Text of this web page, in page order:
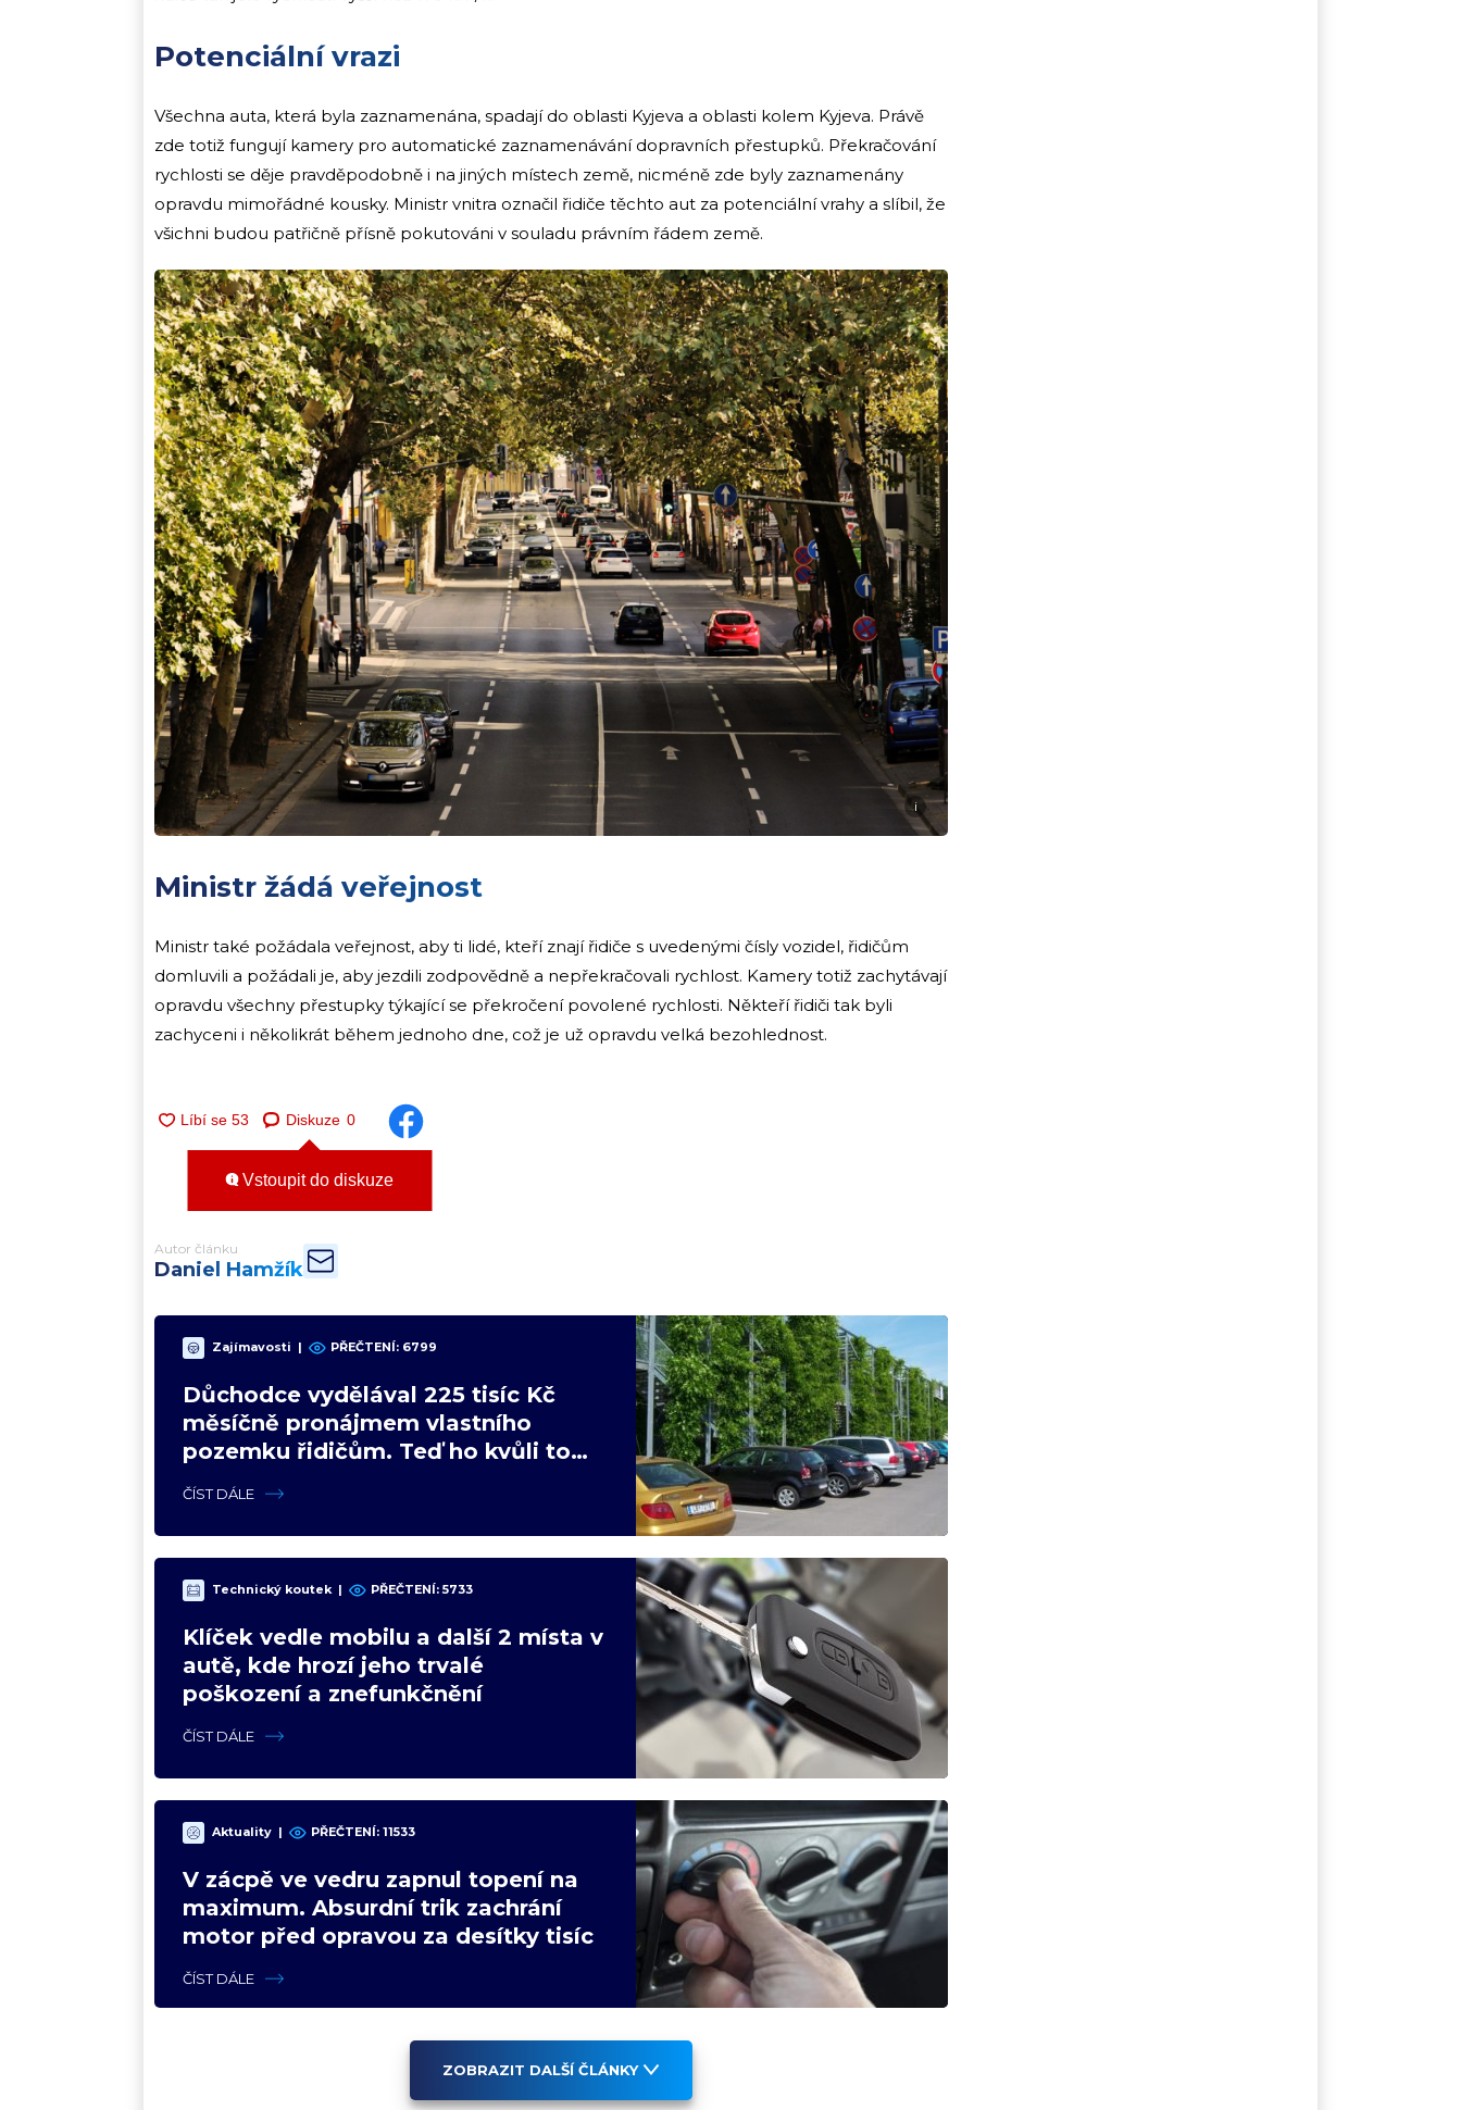
Potenciální vrazi
Všechna auta, která byla zaznamenána, spadají do oblasti Kyjeva a oblasti kolem Kyjeva. Právě
zde totiž fungují kamery pro automatické zaznamenávání dopravních přestupků. Překračování
rychlosti se děje pravděpodobně i na jiných místech země, nicméně zde byly zaznamenány
opravdu mimořádné kousky. Ministr vnitra označil řidiče těchto aut za potenciální vrahy a slíbil, že
všichni budou patřičně přísně pokutováni v souladu právním řádem země.
i
Ministr žádá veřejnost
Ministr také požádala veřejnost, aby ti lidé, kteří znají řidiče s uvedenými čísly vozidel, řidičům
domluvili a požádali je, aby jezdili zodpovědně a nepřekračovali rychlost. Kamery totiž zachytávají
opravdu všechny přestupky týkající se překročení povolené rychlosti. Někteří řidiči tak byli
zachyceni i několikrát během jednoho dne, což je už opravdu velká bezohlednost.
Diskuze 0
Vstoupit do diskuze
Autor článku
Daniel Hamžík
Zajímavosti | PŘEČTENÍ: 6799
Důchodce vydělával 225 tisíc Kč
měsíčně pronájmem vlastního
pozemku řidičům. Teď ho kvůli tomu
ČÍST DÁLE
Technický koutek | PŘEČTENÍ: 5733
Klíček vedle mobilu a další 2 místa v
autě, kde hrozí jeho trvalé
poškození a znefunkčnění
ČÍST DÁLE
Aktuality | PŘEČTENÍ: 11533
V zácpě ve vedru zapnul topení na
maximum. Absurdní trik zachrání
motor před opravou za desítky tisíc
ČÍST DÁLE
ZOBRAZIT DALŠÍ ČLÁNKY